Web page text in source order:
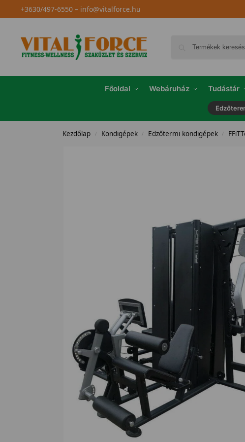
+3630/497-6550– info@vitalforce.hu
Főoldal Webáruház Tudástár
Kezdőlap / Kondigépek / Edzőtermi kondigépek /